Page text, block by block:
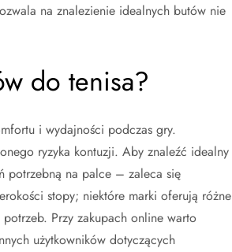
na znalezienie idealnych butów nie
do tenisa?
i wydajności podczas gry.
ryzyka kontuzji. Aby znaleźć idealny
potrzebną na palce – zaleca się
stopy; niektóre marki oferują różne
Przy zakupach online warto
użytkowników dotyczących